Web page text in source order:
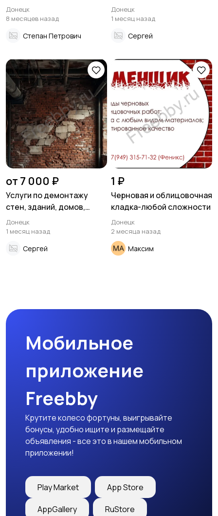
Донецк
8 месяцев назад
Степан Петрович
полной замены кровли
Донецк
1 месяц назад
Сергей
от 7 000 ₽
Услуги по демонтажу
стен, зданий, домов,
дверей, балконов и
других конструкций
Донецк
1 месяц назад
Сергей
1 ₽
Черновая и облицовочная
кладка-любой сложности
Донецк
2 месяца назад
Максим
Мобильное
приложение
Freebby
Крутите колесо фортуны, выигрывайте
бонусы, удобно ищите и размещайте
объявления - все это в нашем мобильном
приложении!
Play Market App Store
AppGallery RuStore